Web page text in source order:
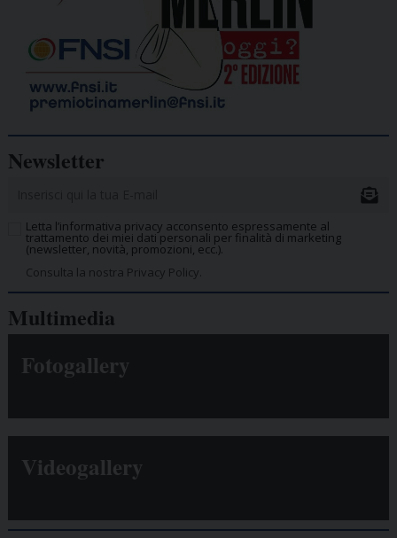
Newsletter
Letta l’informativa privacy acconsento espressamente al
trattamento dei miei dati personali per finalità di marketing
(newsletter, novità, promozioni, ecc.).
Consulta la nostra Privacy Policy.
Multimedia
Fotogallery
Videogallery